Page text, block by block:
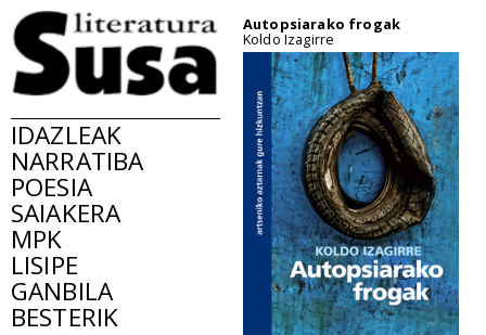
IDAZLEAK
NARRATIBA
POESIA
SAIAKERA
MPK
LISIPE
GANBILA
BESTERIK
Autopsiarako frogak
Koldo Izagirre